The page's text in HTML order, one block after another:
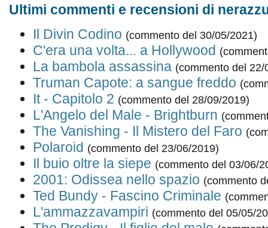
Ultimi commenti e recensioni di
Il Divin Codino (commento del 30/05/2021)
C'era una volta... a Hollywood
La bambola assassina (commento del 22/
Truman Capote: a sangue freddo
It - Capitolo 2 (commento del 28/09/2019)
L'Angelo del Male - Brightburn
The Vanishing - Il Mistero del Faro
Polaroid (commento del 23/06/2019)
Il buio oltre la siepe (commento del 03/06/
2001: Odissea nello spazio (commento
Ted Bundy - Fascino Criminale
L'ammazzavampiri (commento del 05/05/